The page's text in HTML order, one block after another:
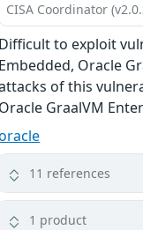
CISA Coordinator
Difficult to exploit
Embedded, Oracle
of this
Oracle GraalVM
11 references
1 product